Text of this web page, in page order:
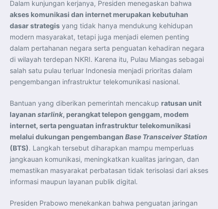
Perkuat Kerja Sama Repatriasi Artefak Budaya
Menteri PKP dan Ketua DEN Perkuat Kolaborasi
Teknologi, Data, dan Pembiayaan Demi Percepatan
Program 3 Juta Rumah
Pendaftaran MagangHub Angkatan II Batch 1 Dibuka
hingga 28 Juli 2026, Kesempatan Raih Pengalaman Kerja
dan Sertifikasi Kompetensi
KASAU Bekali 154 Perwira Remaja AAU 2026, Tekankan
Integritas dan Profesionalisme sebagai Bekal
Pengabdian
Menlu Sugiono Dorong Kemitraan ASEAN–Inggris yang
Lebih Erat Hadapi Tantangan Global
Menlu RI Dorong Kemitraan Ekonomi ASEAN–Korea
Selatan untuk Perkuat Ketahanan Kawasan
Kemitraan ASEAN–Kanada Perkuat Ketahanan Ekonomi,
Pangan, dan Energi Kawasan
ASEAN dan India Perkuat Ketahanan Kawasan lewat
Kerja Sama Maritim, Ekonomi, dan Kesehatan
BI Pertahankan BI-Rate 5,75 Persen untuk Jaga
Stabilitas dan Dukung Pertumbuhan Ekonomi
Kepala BGN Sudaryono Tegaskan Komitmen Perkuat
Transparansi dan Akuntabilitas Program Makan Bergizi
Gratis
Dalam kunjungan kerjanya, Presiden menegaskan bahwa
akses komunikasi dan internet merupakan kebutuhan
dasar strategis yang tidak hanya mendukung kehidupan
modern masyarakat, tetapi juga menjadi elemen penting
dalam pertahanan negara serta penguatan kehadiran negara
di wilayah terdepan NKRI. Karena itu, Pulau Miangas sebagai
salah satu pulau terluar Indonesia menjadi prioritas dalam
pengembangan infrastruktur telekomunikasi nasional.
Bantuan yang diberikan pemerintah mencakup ratusan unit
layanan starlink, perangkat telepon genggam, modem
internet, serta penguatan infrastruktur telekomunikasi
melalui dukungan pengembangan Base Transceiver Station
(BTS). Langkah tersebut diharapkan mampu memperluas
jangkauan komunikasi, meningkatkan kualitas jaringan, dan
memastikan masyarakat perbatasan tidak terisolasi dari akses
informasi maupun layanan publik digital.
Presiden Prabowo menekankan bahwa penguatan jaringan